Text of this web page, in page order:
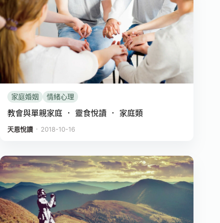
家庭婚姻 情緒心理
教會與單親家庭 ． 靈食悅讀 ． 家庭類
天恩悅讀 ． 2018-10-16